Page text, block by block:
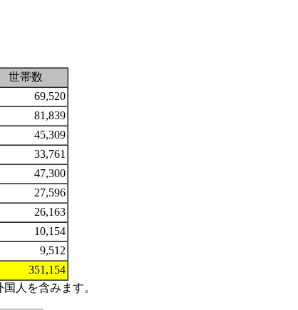
世帯数
69,520
81,839
45,309
33,761
47,300
27,596
26,163
10,154
9,512
351,154
人を含みます。